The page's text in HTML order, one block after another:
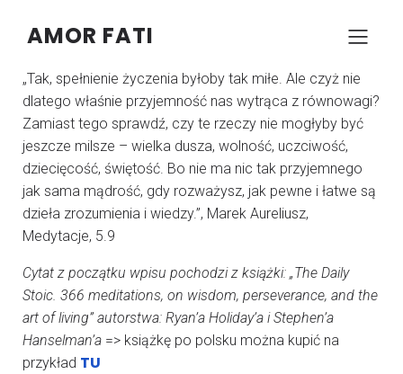
AMOR FATI
KONRAD SZCZYPCZYK
„Tak, spełnienie życzenia byłoby tak miłe. Ale czyż nie
dlatego właśnie przyjemność nas wytrąca z równowagi?
Zamiast tego sprawdź, czy te rzeczy nie mogłyby być
jeszcze milsze – wielka dusza, wolność, uczciwość,
dziecięcość, świętość. Bo nie ma nic tak przyjemnego
jak sama mądrość, gdy rozważysz, jak pewne i łatwe są
dzieła zrozumienia i wiedzy.”, Marek Aureliusz,
Medytacje, 5.9
Cytat z początku wpisu pochodzi z książki: „The Daily
Stoic. 366 meditations, on wisdom, perseverance, and the
art of living” autorstwa: Ryan’a Holiday’a i Stephen’a
Hanselman’a => książkę po polsku można kupić na
przykład TU